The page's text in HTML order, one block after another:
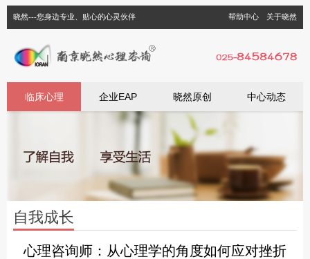
帮助中心 关于晓然
晓然---您身边专业、贴心的心灵伙伴
临床心理 企业EAP 晓然原创 中心动态
自我成长
心理咨询师：从心理学的角度如何应对挫折